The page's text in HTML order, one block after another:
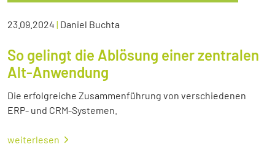
23.09.2024 | Daniel Buchta
So gelingt die Ablösung einer zentralen
Alt-Anwendung
Die erfolgreiche Zusammenführung von verschiedenen
ERP- und CRM-Systemen.
weiterlesen